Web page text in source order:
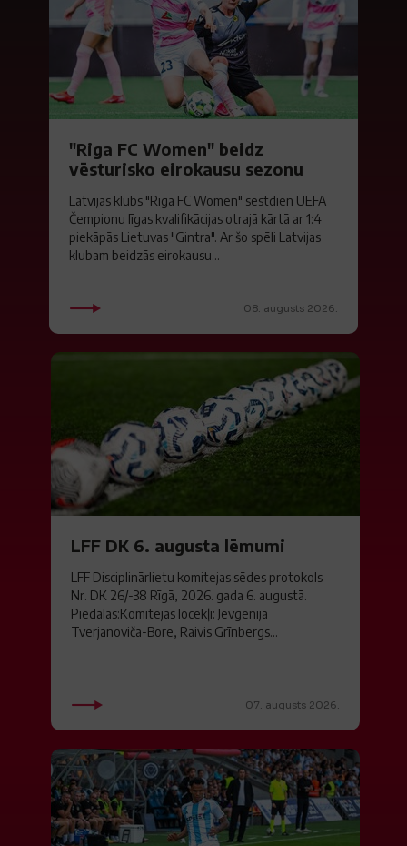
"Riga FC Women" beidz
vēsturisko eirokausu sezonu
Latvijas klubs "Riga FC Women" sestdien UEFA
Čempionu līgas kvalifikācijas otrajā kārtā ar 1:4
piekāpās Lietuvas "Gintra". Ar šo spēli Latvijas
klubam beidzās eirokausu...
08. augusts 2026.
LFF DK 6. augusta lēmumi
LFF Disciplinārlietu komitejas sēdes protokols
Nr. DK 26/-38 Rīgā, 2026. gada 6. augustā.
Piedalās:Komitejas locekļi: Jevgenija
Tverjanoviča-Bore, Raivis Grīnbergs...
07. augusts 2026.